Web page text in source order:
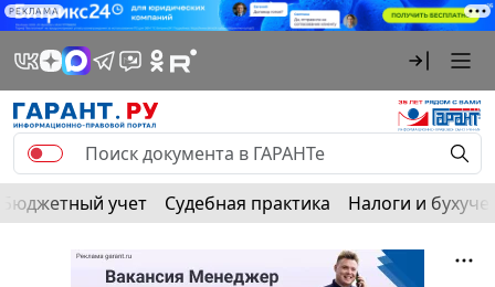
РЕКЛАМА
Бюджетный учет Судебная практика Налоги и